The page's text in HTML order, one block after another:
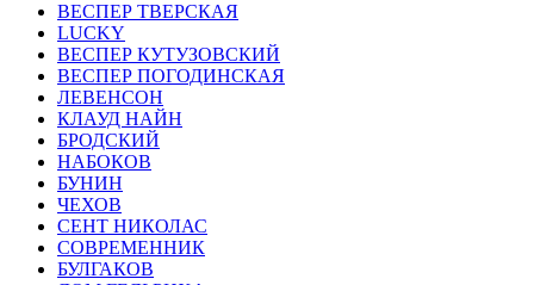
ВЕСПЕР ТВЕРСКАЯ
LUCKY
ВЕСПЕР КУТУЗОВСКИЙ
ВЕСПЕР ПОГОДИНСКАЯ
ЛЕВЕНСОН
КЛАУД НАЙН
БРОДСКИЙ
НАБОКОВ
БУНИН
ЧЕХОВ
СЕНТ НИКОЛАС
СОВРЕМЕННИК
БУЛГАКОВ